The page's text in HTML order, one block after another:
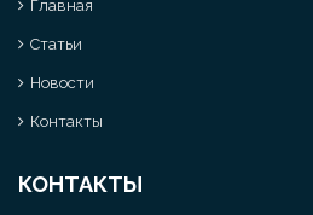
Главная
Статьи
Новости
Контакты
КОНТАКТЫ